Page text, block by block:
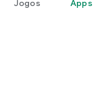
Jogos Apps